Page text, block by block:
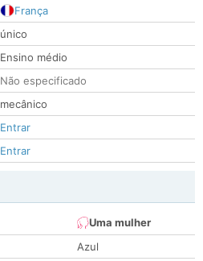
França
único
Ensino médio
Não especificado
mecânico
Entrar
Entrar
Uma mulher
Azul